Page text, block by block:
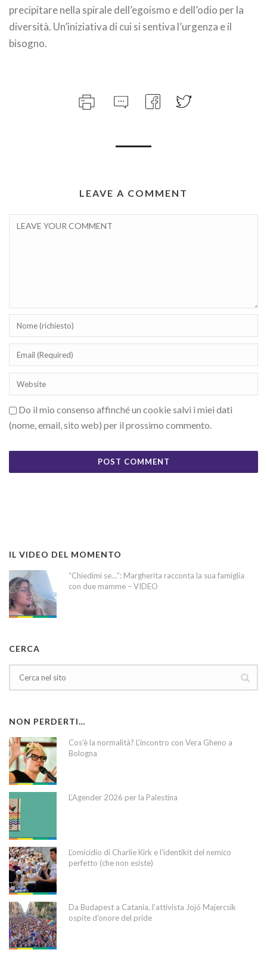
precipitare nella spirale dell’egoismo e dell’odio per la
diversità. Un’iniziativa di cui si sentiva l’urgenza e il
bisogno.
LEAVE A COMMENT
Do il mio consenso affinché un cookie salvi i miei dati
(nome, email, sito web) per il prossimo commento.
IL VIDEO DEL MOMENTO
“Chiedimi se…”: Margherita racconta la sua famiglia
con due mamme – VIDEO
CERCA
NON PERDERTI…
Cos’è la normalità? L’incontro con Vera Gheno a
Bologna
L’Agender 2026 per la Palestina
L’omicidio di Charlie Kirk e l’identikit del nemico
perfetto (che non esiste)
Da Budapest a Catania, l’attivista Jojó Majercsik
ospite d’onore del pride